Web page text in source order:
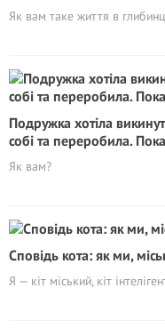
Як вам таке життя в
Подружка хотіла
собі та переробила.
Як вам?
Сповідь кота: як ми,
Я — кіт міський, кіт